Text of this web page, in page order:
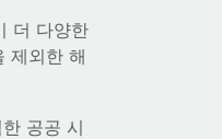
더 다양한
제외한 해
공공 시